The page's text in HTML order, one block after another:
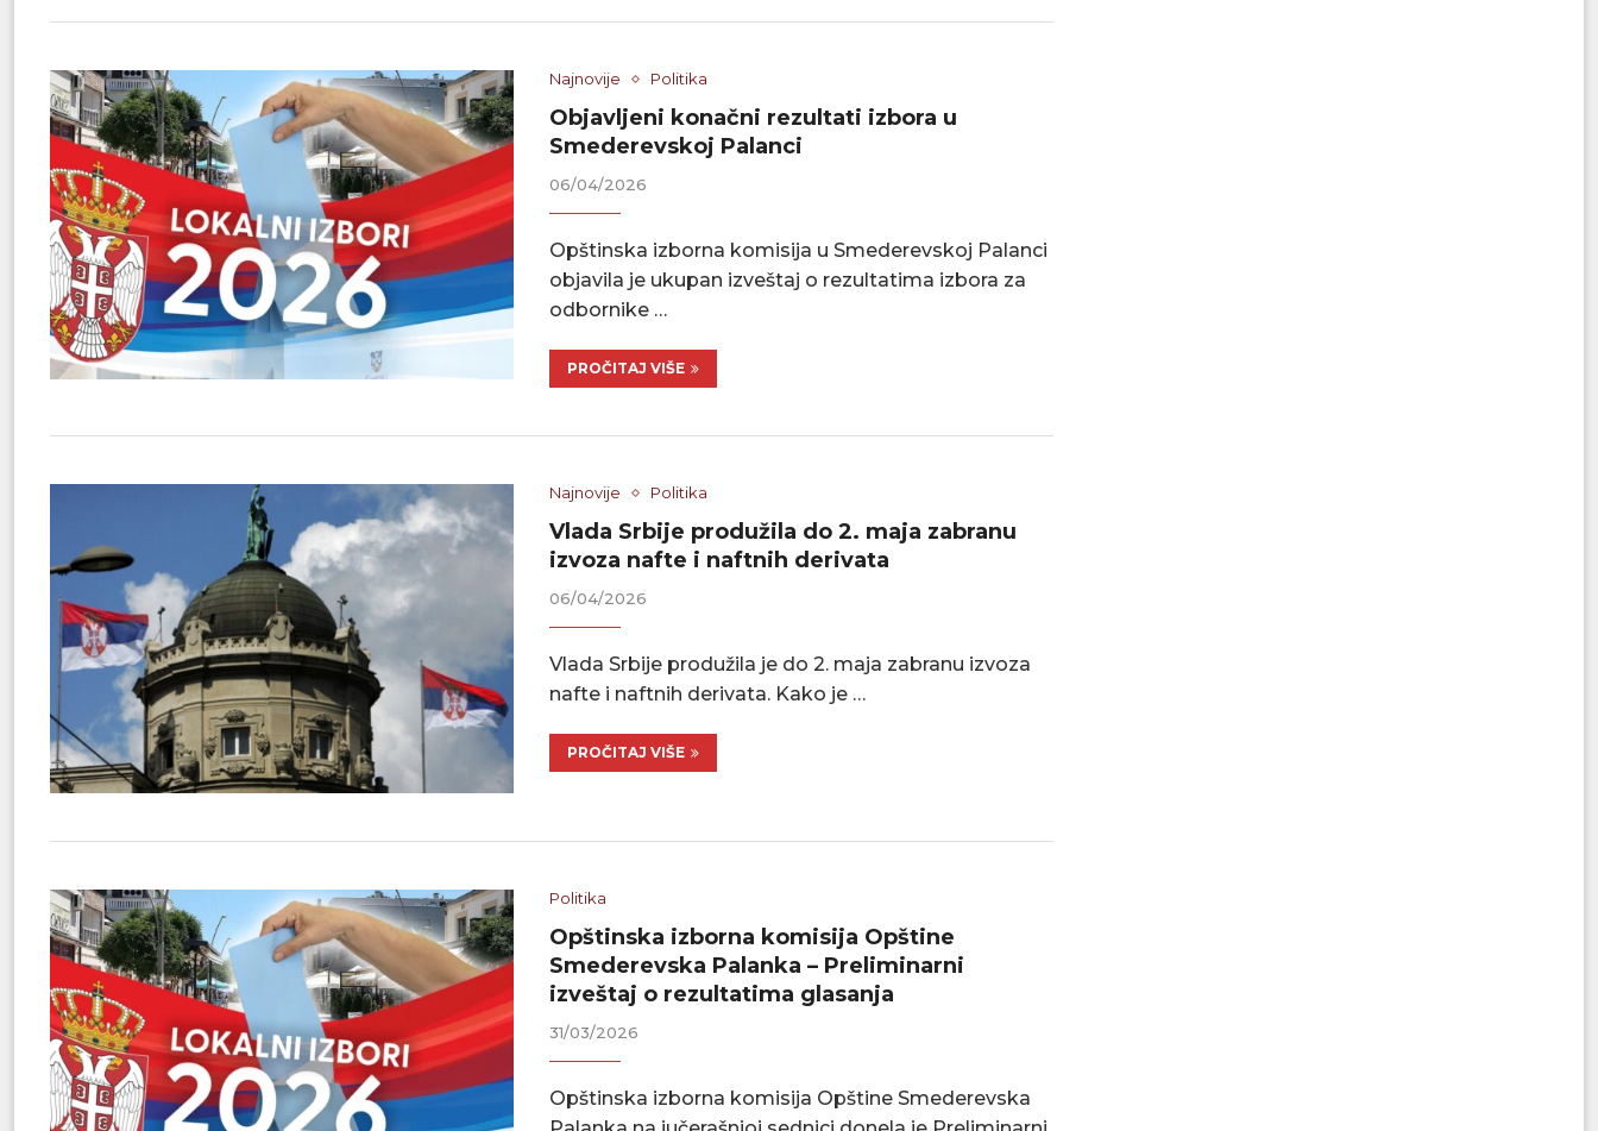
Najnovije Politika
Objavljeni konačni rezultati izbora u
Smederevskoj Palanci
06/04/2026
Opštinska izborna komisija u Smederevskoj Palanci
objavila je ukupan izveštaj o rezultatima izbora za
odbornike …
PROČITAJ VIŠE
Najnovije Politika
Vlada Srbije produžila do 2. maja zabranu
izvoza nafte i naftnih derivata
06/04/2026
Vlada Srbije produžila je do 2. maja zabranu izvoza
nafte i naftnih derivata. Kako je …
PROČITAJ VIŠE
Politika
Opštinska izborna komisija Opštine
Smederevska Palanka – Preliminarni
izveštaj o rezultatima glasanja
31/03/2026
Opštinska izborna komisija Opštine Smederevska